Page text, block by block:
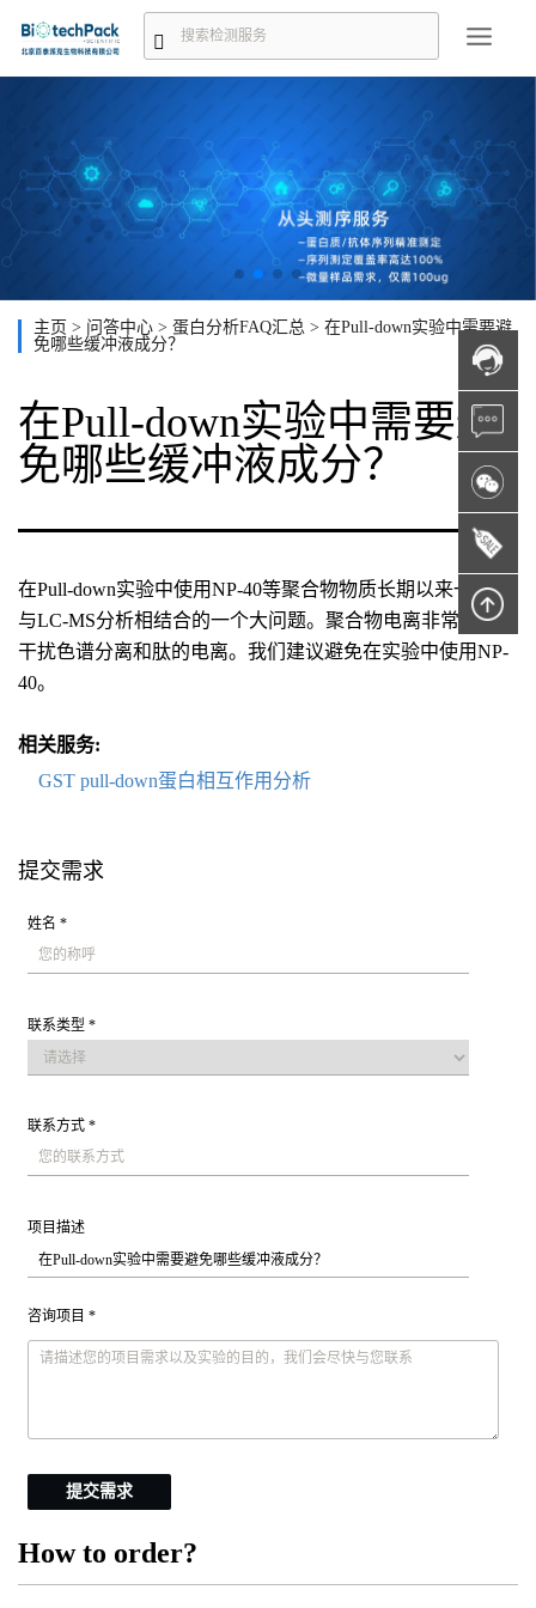
主页 > 问答中心 > 蛋白分析FAQ汇总 > 在Pull-down实验中需要避
免哪些缓冲液成分？
在Pull-down实验中需要避
免哪些缓冲液成分？
在Pull-down实验中使用NP-40等聚合物物质长期以来一直是
与LC-MS分析相结合的一个大问题。聚合物电离非常好，会
干扰色谱分离和肽的电离。我们建议避免在实验中使用NP-
40。
相关服务:
GST pull-down蛋白相互作用分析
提交需求
姓名 *
联系类型 *
联系方式 *
项目描述
咨询项目 *
提交需求
How to order?